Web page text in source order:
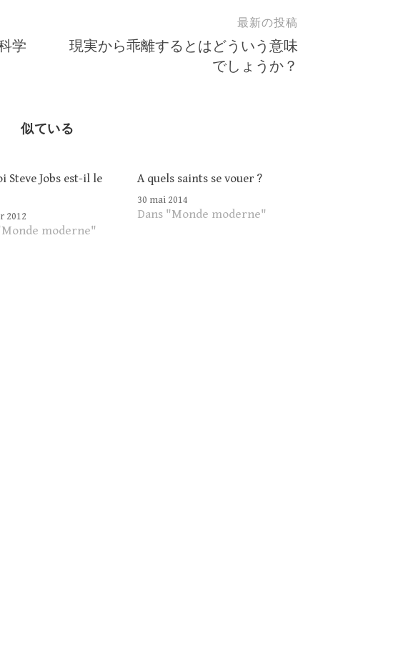
学
最新の投稿
現実から乖離するとはどういう意味
でしょうか？
似ている
Steve Jobs est-il le
2012
moderne"
A quels saints se vouer ?
30 mai 2014
Dans "Monde moderne"